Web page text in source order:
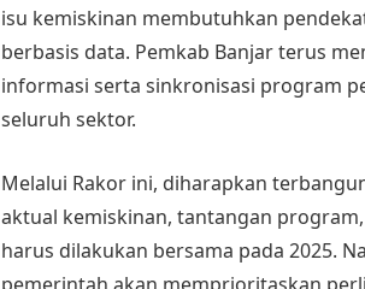
isu kemiskinan membutuhkan
berbasis data. Pemkab Banjar terus
informasi serta sinkronisasi program
seluruh sektor.
Melalui Rakor ini, diharapkan
aktual kemiskinan, tantangan
harus dilakukan bersama pada 2025.